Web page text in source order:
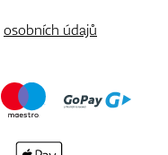
osobních údajů